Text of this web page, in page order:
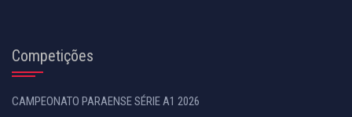
Competições
CAMPEONATO PARAENSE SÉRIE A1 2026